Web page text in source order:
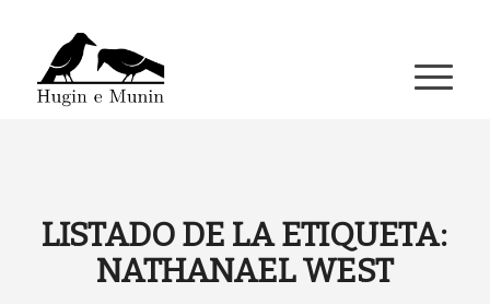
LISTADO DE LA ETIQUETA:
NATHANAEL WEST